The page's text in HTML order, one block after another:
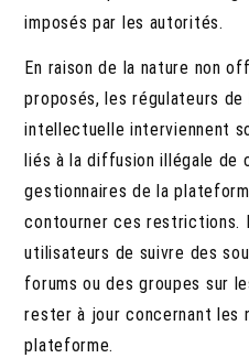
imposés par les autorités.
En raison de la nature non
proposés, les régulateurs
intellectuelle interviennent
liés à la diffusion illégale de
gestionnaires de la
contourner ces restrictions.
utilisateurs de suivre des
forums ou des groupes sur
rester à jour concernant les
plateforme.